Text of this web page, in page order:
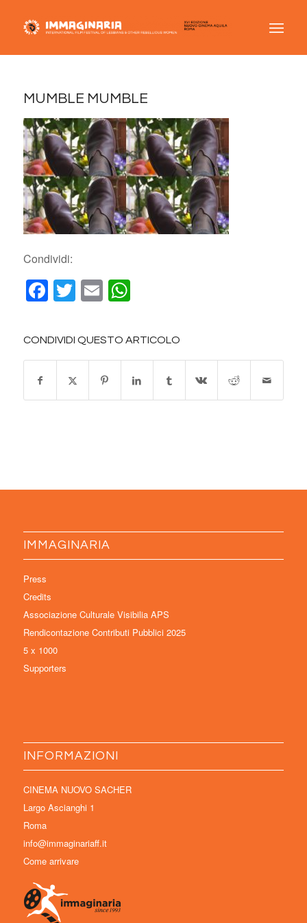
MUMBLE MUMBLE
Condividi:
Facebook
Twitter
EmailWhatsApp
CONDIVIDI QUESTO ARTICOLO
IMMAGINARIA
Press
Credits
Associazione Culturale Visibilia APS
Rendicontazione Contributi Pubblici 2025
5 x 1000
Supporters
INFORMAZIONI
CINEMA NUOVO SACHER
Largo Ascianghi 1
Roma
info@immaginariaff.it
Come arrivare